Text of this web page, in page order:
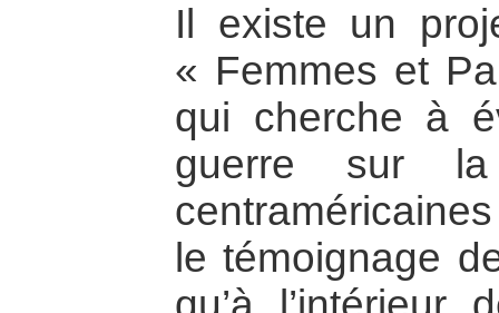
Il existe un
« Femmes et
qui cherche à
guerre sur
le témoignage